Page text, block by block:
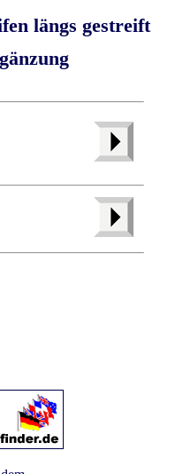
längs gestreift